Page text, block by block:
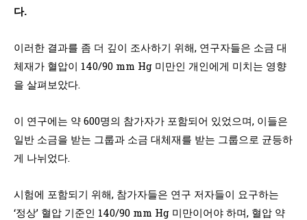
다.
이러한 결과를 좀 더 깊이 조사하기 위해, 연구자들은 소금 대
체재가 혈압이 140/90 mm Hg 미만인 개인에게 미치는 영향
을 살펴보았다.
이 연구에는 약 600명의 참가자가 포함되어 있었으며, 이들은
일반 소금을 받는 그룹과 소금 대체재를 받는 그룹으로 균등하
게 나뉘었다.
시험에 포함되기 위해, 참가자들은 연구 저자들이 요구하는
‘정상’ 혈압 기준인 140/90 mm Hg 미만이어야 하며, 혈압 약